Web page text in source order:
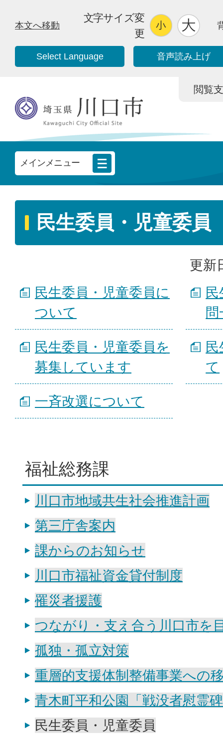
本文へ移動
文字サイズ変
更
Select Language 音声読み上げ
閲覧
メインメニュー
民生委員・児童委員
更新
民生委員・児童委員に
ついて
民
問
民生委員・児童委員を
募集しています
民
て
一斉改選について
福祉総務課
川口市地域共生社会推進計画
第三庁舎案内
課からのお知らせ
川口市福祉資金貸付制度
罹災者援護
つながり・支え合う川口市を
孤独・孤立対策
重層的支援体制整備事業への
青木町平和公園「戦没者慰霊
民生委員・児童委員